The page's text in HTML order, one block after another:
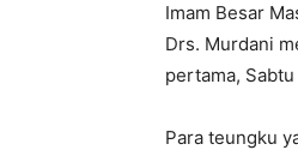
Imam Besar
Drs. Murdani
pertama,
Para teungku